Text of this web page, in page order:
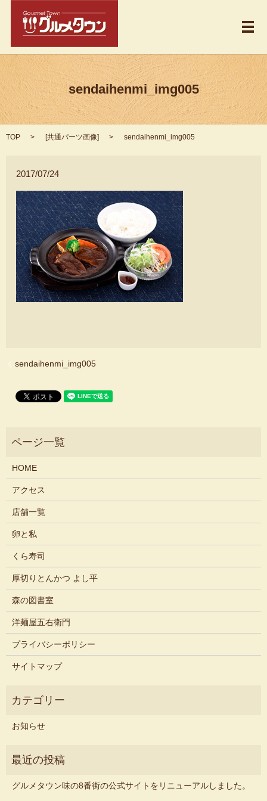
メ
sendaihenmi_img005
TOP [共通パーツ画像] sendaihenmi_img005
2017/07/24
sendaihenmi_img005
HOME
アクセス
店舗一覧
卵と私
くら寿司
厚切りとんかつ よし平
森の図書室
洋麺屋五右衛門
プライバシーポリシー
サイトマップ
お知らせ
グルメタウン味の8番街の公式サイトをリニューアルしました。